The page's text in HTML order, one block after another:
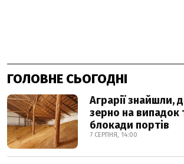
ГОЛОВНЕ СЬОГОДНІ
Аграрії знайшли,
зерно на випадок
блокади портів
7 СЕРПНЯ, 14:00